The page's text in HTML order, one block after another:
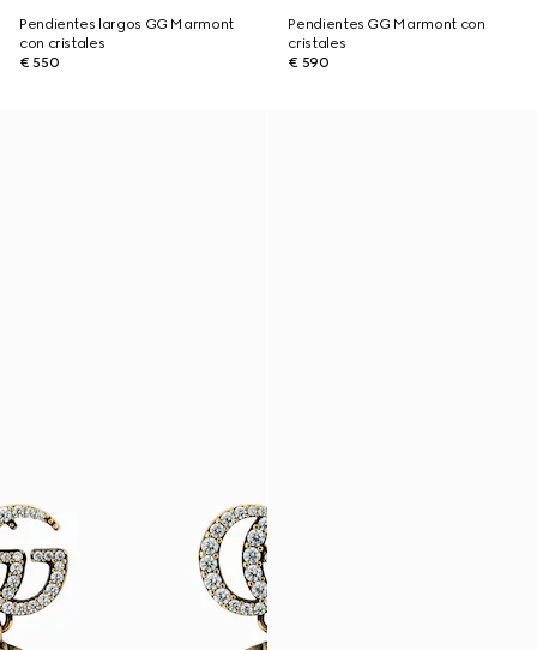
Pendientes largos GG Marmont
con cristales
€ 550
Pendientes GG Marmont con
cristales
€ 590